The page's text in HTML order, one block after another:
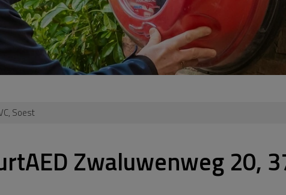
Soest
Zwaluwenweg 20,